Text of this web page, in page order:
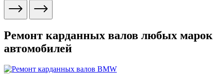
Ремонт карданных валов любых марок
автомобилей